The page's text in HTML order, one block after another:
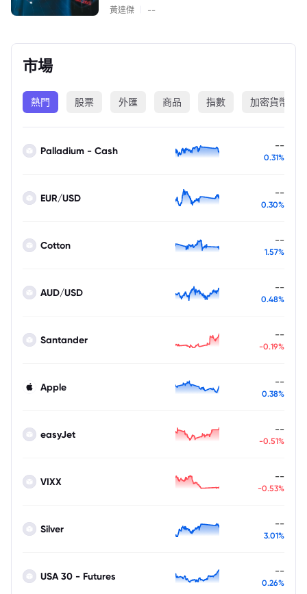
黃達傑 --
市場
熱門 股票 外匯 商品 指數 加密貨幣
Palladium - Cash --
0.31%
EUR/USD --
0.30%
Cotton --
1.57%
AUD/USD --
0.48%
Santander --
-0.19%
Apple --
0.38%
easyJet --
-0.51%
VIXX --
-0.53%
Silver --
3.01%
USA 30 - Futures --
0.26%